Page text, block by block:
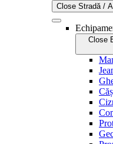
Close Stradă /
Close